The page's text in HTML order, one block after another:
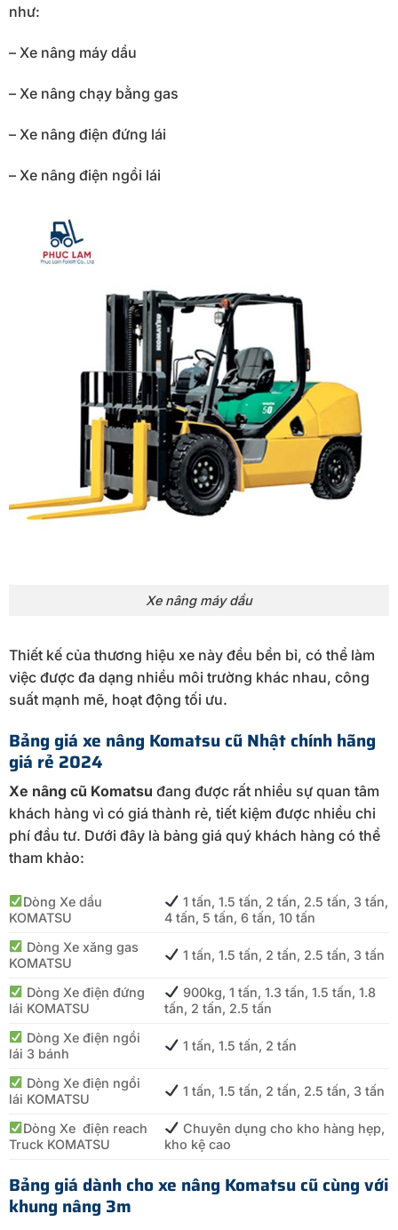
như:
– Xe nâng máy dầu
– Xe nâng chạy bằng gas
– Xe nâng điện đứng lái
– Xe nâng điện ngồi lái
Xe nâng máy dầu
Thiết kế của thương hiệu xe này đều bền bỉ, có thể làm
việc được đa dạng nhiều môi trường khác nhau, công
suất mạnh mẽ, hoạt động tối ưu.
Bảng giá xe nâng Komatsu cũ Nhật chính hãng
giá rẻ 2024
Xe nâng cũ Komatsu đang được rất nhiều sự quan tâm
khách hàng vì có giá thành rẻ, tiết kiệm được nhiều chi
phí đầu tư. Dưới đây là bảng giá quý khách hàng có thể
tham khảo:
Dòng Xe dầu
KOMATSU
1 tấn, 1.5 tấn, 2 tấn, 2.5 tấn, 3 tấn,
4 tấn, 5 tấn, 6 tấn, 10 tấn
Dòng Xe xăng gas
KOMATSU
1 tấn, 1.5 tấn, 2 tấn, 2.5 tấn, 3 tấn
Dòng Xe điện đứng
lái KOMATSU
900kg, 1 tấn, 1.3 tấn, 1.5 tấn, 1.8
tấn, 2 tấn, 2.5 tấn
Dòng Xe điện ngồi
lái 3 bánh
1 tấn, 1.5 tấn, 2 tấn
Dòng Xe điện ngồi
lái KOMATSU
1 tấn, 1.5 tấn, 2 tấn, 2.5 tấn, 3 tấn
Dòng Xe điện reach
Truck KOMATSU
Chuyên dụng cho kho hàng hẹp,
kho kệ cao
Bảng giá dành cho xe nâng Komatsu cũ cùng với
khung nâng 3m